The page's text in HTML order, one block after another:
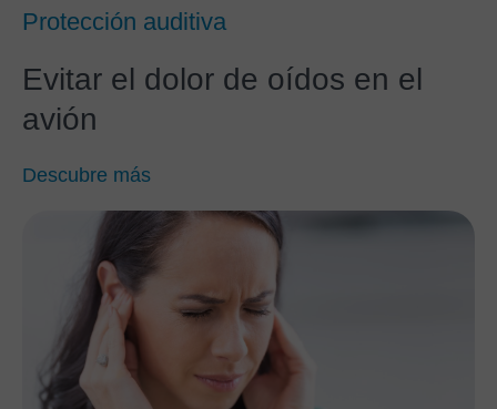
Protección auditiva
Evitar el dolor de oídos en el
avión
Descubre más